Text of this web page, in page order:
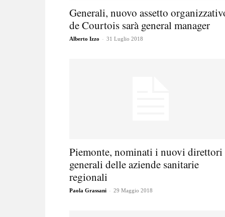
Generali, nuovo assetto
de Courtois sarà general manager
Alberto Izzo - 31 Luglio 2018
Piemonte, nominati i nuovi direttori
generali delle aziende sanitarie
regionali
Paola Grassani - 29 Maggio 2018